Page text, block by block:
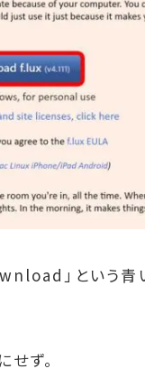
」という
ず。